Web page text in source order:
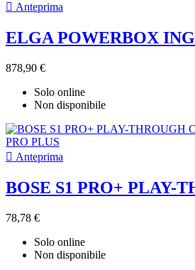
 Anteprima
ELGA POWERBOX
878,90 €
Solo online
Non disponibile
 Anteprima
BOSE S1 PRO+ PLAY-
78,78 €
Solo online
Non disponibile